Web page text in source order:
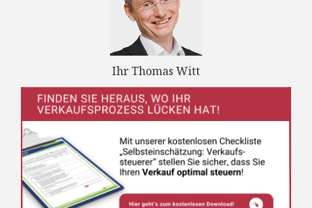
Ihr Thomas Witt